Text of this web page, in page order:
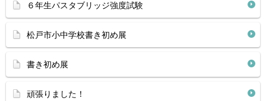
６年生パスタブリッジ強度試験
松戸市小中学校書き初め展
書き初め展
頑張りました！